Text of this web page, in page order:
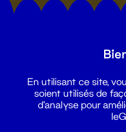
En utilisant ce site,
soient utilisés de
d'analyse pour